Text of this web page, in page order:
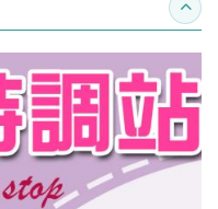
收合